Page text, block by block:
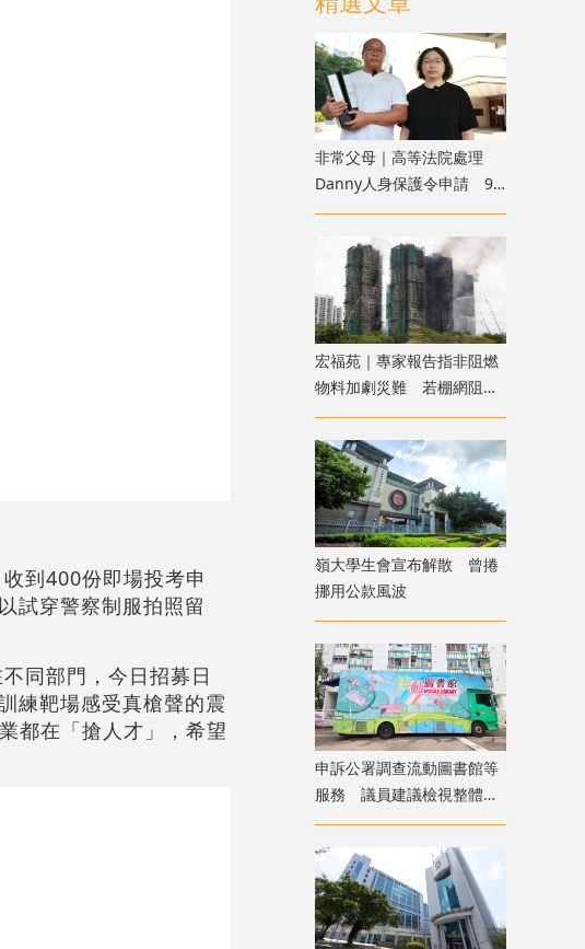
到400份即場投考申
試穿警察制服拍照留
同部門，今日招募日
練靶場感受真槍聲的震
都在「搶人才」，希望
非常父母｜高等法院處理
Danny人身保護令申請 9
月底前頒下裁決
宏福苑｜專家報告指非阻燃
物料加劇災難 若棚網阻燃
火勢或可自行熄滅
嶺大學生會宣布解散 曾捲
挪用公款風波
申訴公署調查流動圖書館等
服務 議員建議檢視整體佈
局